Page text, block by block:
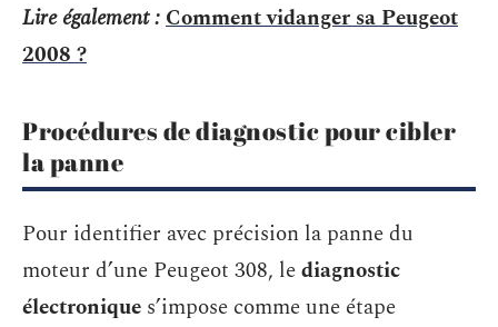
Lire également :Comment vidanger sa Peugeot
2008 ?
Procédures de diagnostic pour cibler
la panne
Pour identifier avec précision la panne du
moteur d’une Peugeot 308, lediagnostic
électronique s’impose comme une étape